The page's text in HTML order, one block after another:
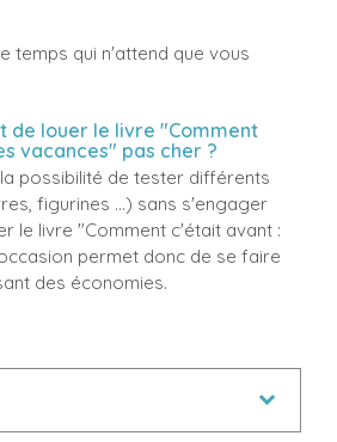
temps qui n'attend que vous
de louer le livre "Comment
vacances" pas cher ?
possibilité de tester différents
figurines ...) sans s'engager
le livre "Comment c'était avant :
permet donc de se faire
des économies.